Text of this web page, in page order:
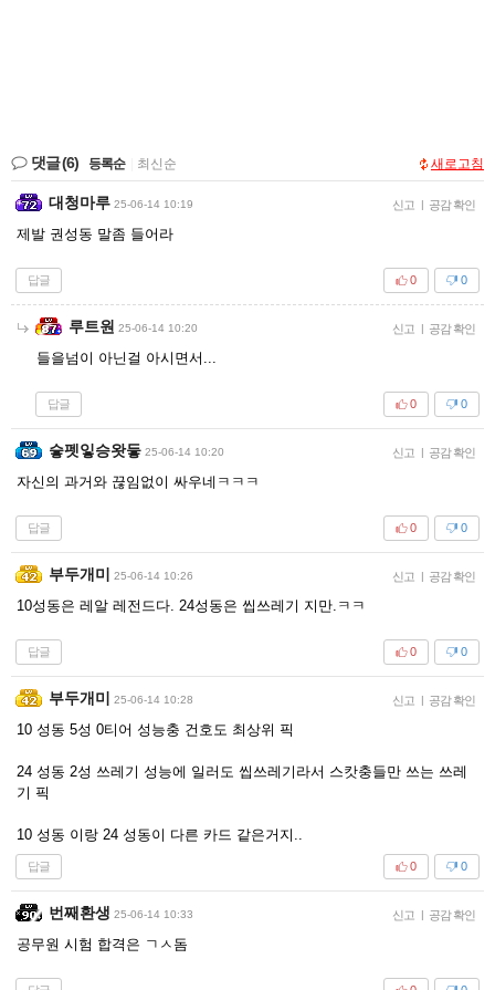
댓글(6) 등록순 최신순 새로고침
대청마루 25-06-14 10:19 신고 | 공감 확인
제발 권성동 말좀 들어라
답글 0
0
루트원 25-06-14 10:20 신고 | 공감 확인
들을넘이 아닌걸 아시면서...
답글 0
0
슿펫잏승왓듷 25-06-14 10:20 신고 | 공감 확인
자신의 과거와 끊임없이 싸우네ㅋㅋㅋ
답글 0
0
부두개미 25-06-14 10:26 신고 | 공감 확인
10성동은 레알 레전드다. 24성동은 씹쓰레기 지만.ㅋㅋ
답글 0
0
부두개미 25-06-14 10:28 신고 | 공감 확인
10 성동 5성 0티어 성능충 건호도 최상위 픽
24 성동 2성 쓰레기 성능에 일러도 씹쓰레기라서 스캇충들만 쓰는 쓰레
기 픽
10 성동 이랑 24 성동이 다른 카드 같은거지..
답글 0
0
번째환생 25-06-14 10:33 신고 | 공감 확인
공무원 시험 합격은 ㄱㅅ돔